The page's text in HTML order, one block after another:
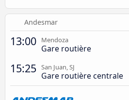
Andesmar
13:00 Mendoza
Gare routière
15:25 San Juan, SJ
Gare routière centrale